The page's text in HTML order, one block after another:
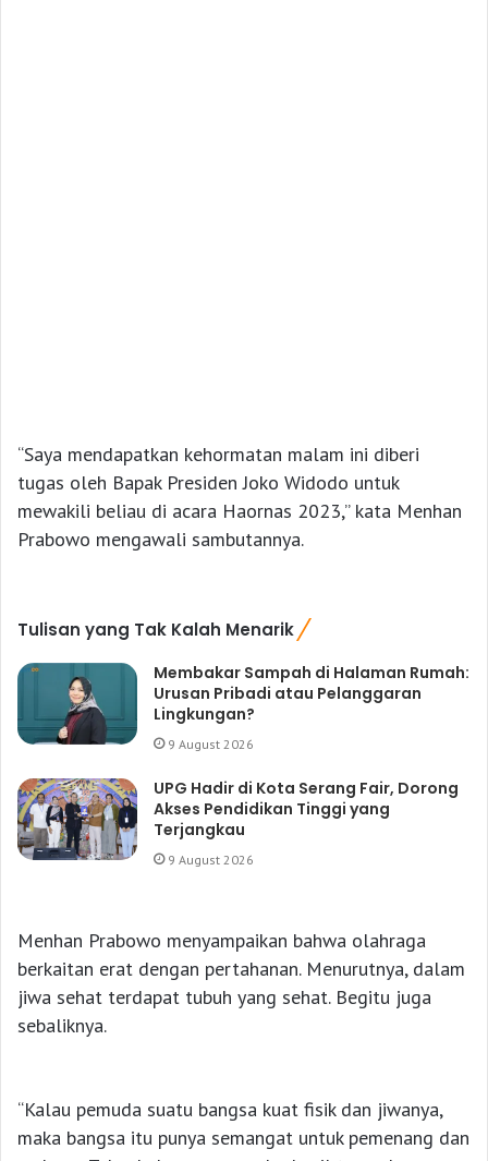
“Saya mendapatkan kehormatan malam ini diberi
tugas oleh Bapak Presiden Joko Widodo untuk
mewakili beliau di acara Haornas 2023,” kata Menhan
Prabowo mengawali sambutannya.
Tulisan yang Tak Kalah Menarik
Membakar Sampah di Halaman Rumah:
Urusan Pribadi atau Pelanggaran
Lingkungan?
9 August 2026
UPG Hadir di Kota Serang Fair, Dorong
Akses Pendidikan Tinggi yang
Terjangkau
9 August 2026
Menhan Prabowo menyampaikan bahwa olahraga
berkaitan erat dengan pertahanan. Menurutnya, dalam
jiwa sehat terdapat tubuh yang sehat. Begitu juga
sebaliknya.
“Kalau pemuda suatu bangsa kuat fisik dan jiwanya,
maka bangsa itu punya semangat untuk pemenang dan